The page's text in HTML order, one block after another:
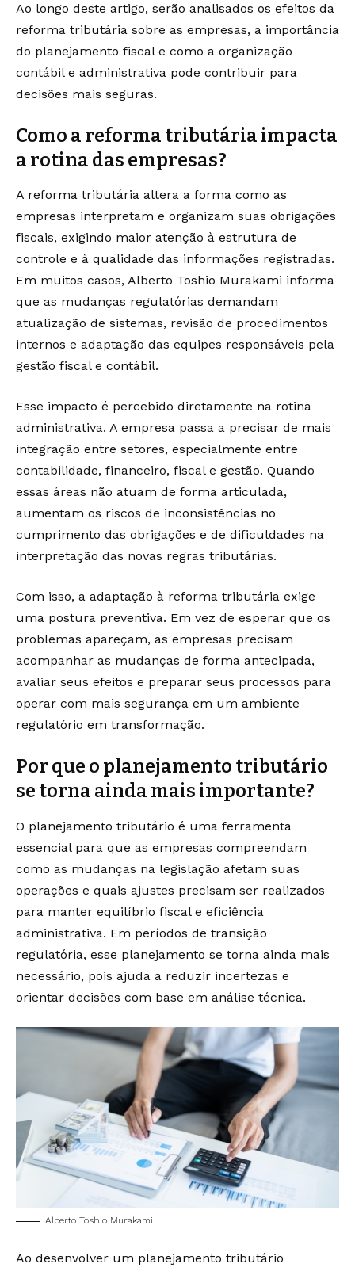
Ao longo deste artigo, serão analisados os efeitos da
reforma tributária sobre as empresas, a importância
do planejamento fiscal e como a organização
contábil e administrativa pode contribuir para
decisões mais seguras.
Como a reforma tributária impacta
a rotina das empresas?
A reforma tributária altera a forma como as
empresas interpretam e organizam suas obrigações
fiscais, exigindo maior atenção à estrutura de
controle e à qualidade das informações registradas.
Em muitos casos, Alberto Toshio Murakami informa
que as mudanças regulatórias demandam
atualização de sistemas, revisão de procedimentos
internos e adaptação das equipes responsáveis pela
gestão fiscal e contábil.
Esse impacto é percebido diretamente na rotina
administrativa. A empresa passa a precisar de mais
integração entre setores, especialmente entre
contabilidade, financeiro, fiscal e gestão. Quando
essas áreas não atuam de forma articulada,
aumentam os riscos de inconsistências no
cumprimento das obrigações e de dificuldades na
interpretação das novas regras tributárias.
Com isso, a adaptação à reforma tributária exige
uma postura preventiva. Em vez de esperar que os
problemas apareçam, as empresas precisam
acompanhar as mudanças de forma antecipada,
avaliar seus efeitos e preparar seus processos para
operar com mais segurança em um ambiente
regulatório em transformação.
Por que o planejamento tributário
se torna ainda mais importante?
O planejamento tributário é uma ferramenta
essencial para que as empresas compreendam
como as mudanças na legislação afetam suas
operações e quais ajustes precisam ser realizados
para manter equilíbrio fiscal e eficiência
administrativa. Em períodos de transição
regulatória, esse planejamento se torna ainda mais
necessário, pois ajuda a reduzir incertezas e
orientar decisões com base em análise técnica.
Alberto Toshio Murakami
Ao desenvolver um planejamento tributário